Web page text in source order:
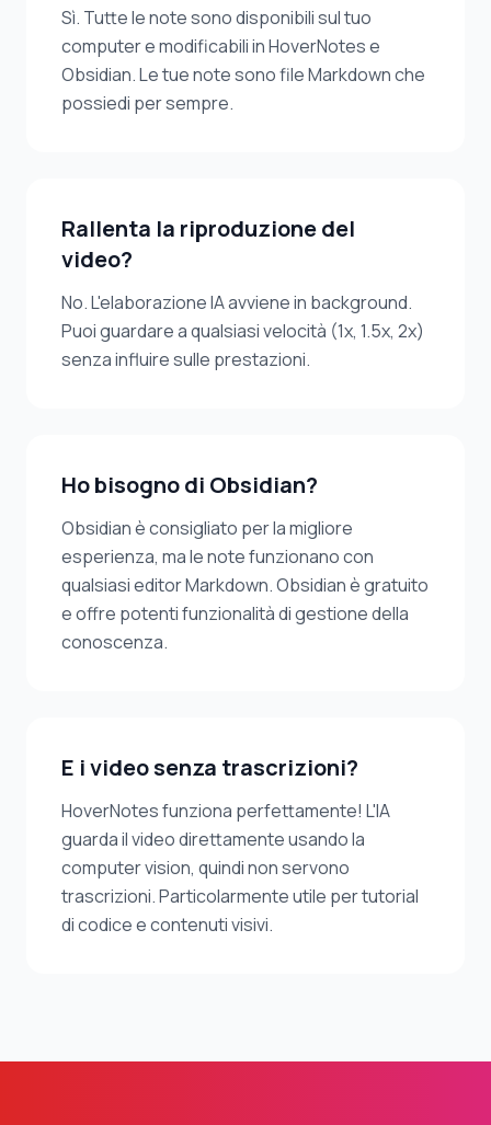
Sì. Tutte le note sono disponibili sul tuo
computer e modificabili in HoverNotes e
Obsidian. Le tue note sono file Markdown che
possiedi per sempre.
Rallenta la riproduzione del
video?
No. L'elaborazione IA avviene in background.
Puoi guardare a qualsiasi velocità (1x, 1.5x, 2x)
senza influire sulle prestazioni.
Ho bisogno di Obsidian?
Obsidian è consigliato per la migliore
esperienza, ma le note funzionano con
qualsiasi editor Markdown. Obsidian è gratuito
e offre potenti funzionalità di gestione della
conoscenza.
E i video senza trascrizioni?
HoverNotes funziona perfettamente! L'IA
guarda il video direttamente usando la
computer vision, quindi non servono
trascrizioni. Particolarmente utile per tutorial
di codice e contenuti visivi.